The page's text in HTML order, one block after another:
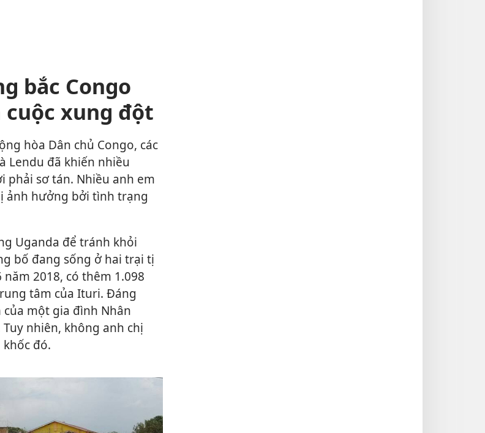
bắc Congo
xung đột
hòa Dân chủ Congo, các
Lendu đã khiến nhiều
phải sơ tán. Nhiều anh em
ảnh hưởng bởi tình trạng
Uganda để tránh khỏi
bố đang sống ở hai trại tị
2018, có thêm 1.098
tâm của Ituri. Đáng
một gia đình Nhân
nhiên, không anh chị
đó.